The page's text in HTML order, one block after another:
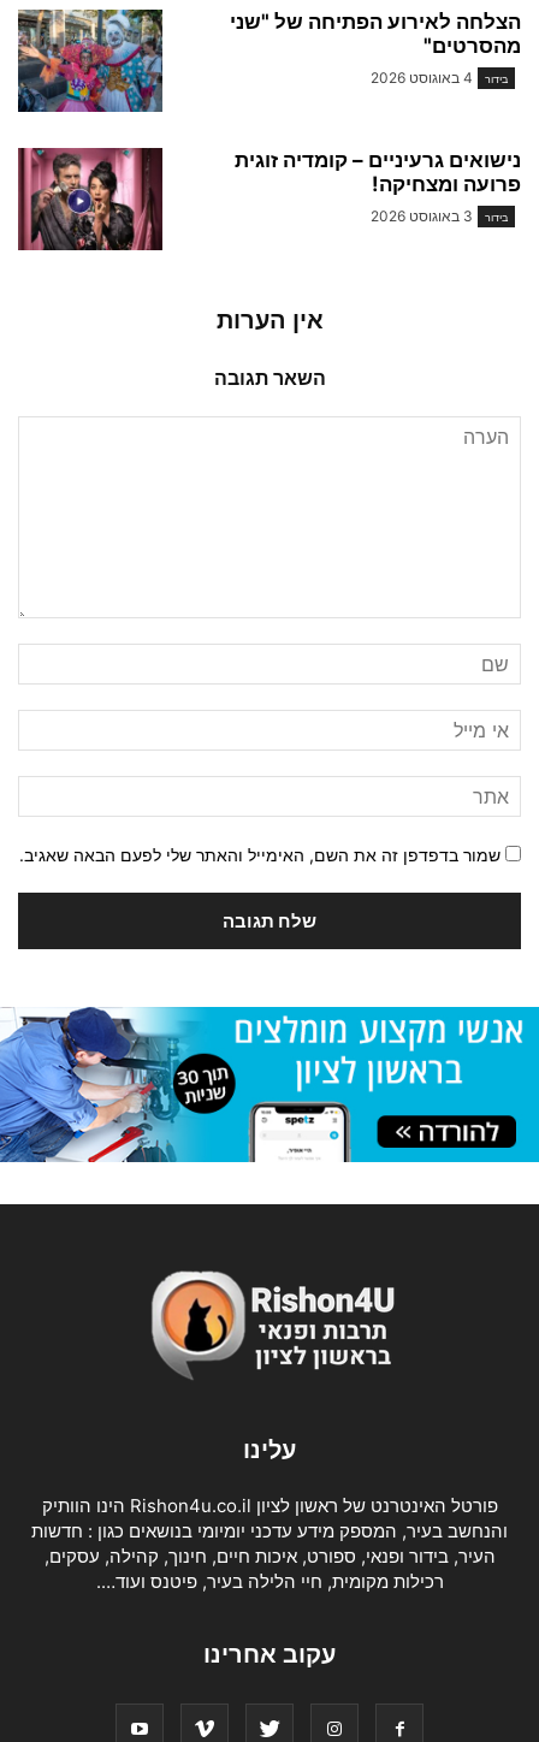
הצלחה לאירוע הפתיחה של "שני
מהסרטים"
בידור 4 באוגוסט 2026
נישואים גרעיניים – קומדיה זוגית
פרועה ומצחיקה!
בידור 3 באוגוסט 2026
אין הערות
השאר תגובה
שמור בדפדפן זה את השם, האימייל והאתר שלי לפעם הבאה שאגיב.
עלינו
פורטל האינטרנט של ראשון לציון Rishon4u.co.il הינו הוותיק
והנחשב בעיר, המספק מידע עדכני יומיומי בנושאים כגון : חדשות
העיר, בידור ופנאי, ספורט, איכות חיים, חינוך, קהילה, עסקים,
רכילות מקומית, חיי הלילה בעיר, פיטנס ועוד….
עקוב אחרינו